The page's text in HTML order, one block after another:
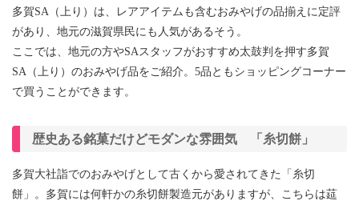
多賀SA（上り）は、レアアイテムも含むおみやげの品揃えに定評
があり、地元の滋賀県民にも人気があるそう。
ここでは、地元の方やSAスタッフがおすすめ太鼓判を押す多賀
SA（上り）のおみやげ品をご紹介。5品ともショッピングコーナー
で買うことができます。
歴史ある銘菓だけどモダンな雰囲気 「糸切餅」
多賀大社詣でのおみやげとして古くから愛されてきた「糸切
餅」。多賀には何軒かの糸切餅製造元がありますが、こちらは莚